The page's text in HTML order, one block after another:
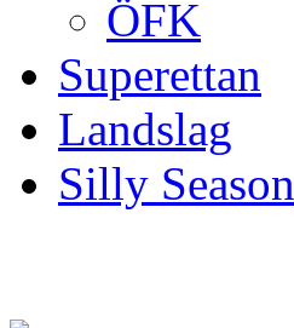
ÖFK
Superettan
Landslag
Silly Season